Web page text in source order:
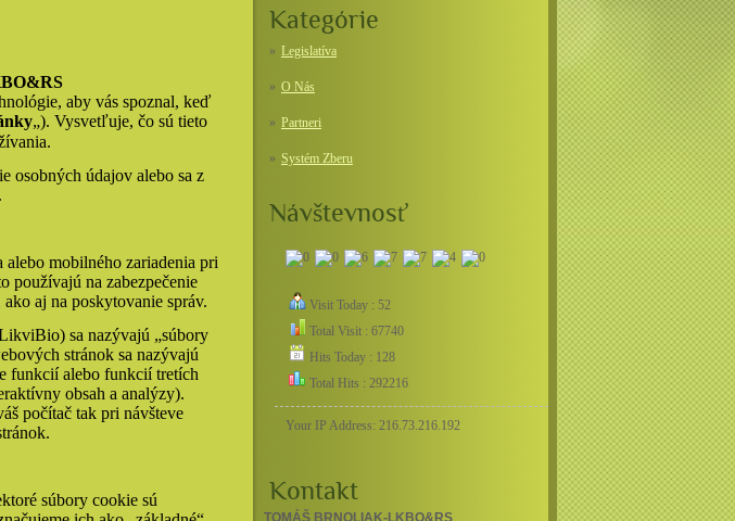
Kategórie
Legislatíva
O Nás
Partneri
Systém Zberu
Návštevnosť
Visit Today : 52
Total Visit : 67740
Hits Today : 128
Total Hits : 292216
Your IP Address: 216.73.216.192
Kontakt
TOMÁŠ BRNOLIAK-LKBO&RS
aby vás spoznal, keď
„). Vysvetľuje, čo sú tieto
osobných údajov alebo sa z
alebo mobilného zariadenia pri
používajú na zabezpečenie
aj na poskytovanie správ.
sa nazývajú „súbory
stránok sa nazývajú
funkcií alebo funkcií tretích
obsah a analýzy).
počítač tak pri návšteve
súbory cookie sú